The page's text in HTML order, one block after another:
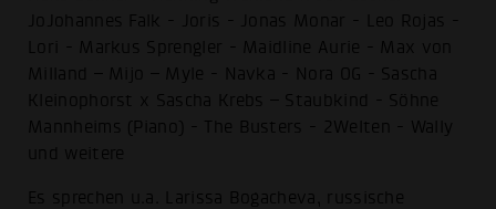
JoJohannes Falk - Joris - Jonas Monar - Leo Rojas -
Lori - Markus Sprengler - Maidline Aurie - Max von
Milland – Mijo – Myle - Navka - Nora OG - Sascha
Kleinophorst x Sascha Krebs – Staubkind - Söhne
Mannheims (Piano) - The Busters - 2Welten - Wally
und weitere
Es sprechen u.a. Larissa Bogacheva, russische